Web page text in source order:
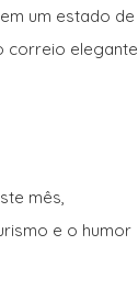
um estado de
correio elegante
mês,
e o humor